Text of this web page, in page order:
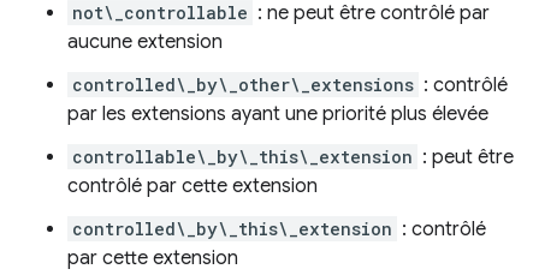
not\_controllable : ne peut être contrôlé par
aucune extension
controlled\_by\_other\_extensions : contrôlé
par les extensions ayant une priorité plus élevée
controllable\_by\_this\_extension : peut être
contrôlé par cette extension
controlled\_by\_this\_extension : contrôlé
par cette extension